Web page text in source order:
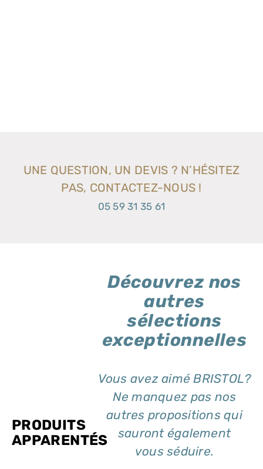
UNE QUESTION, UN DEVIS ? N’HÉSITEZ
PAS, CONTACTEZ-NOUS !
05 59 31 35 61
Découvrez nos
autres
sélections
exceptionnelles
Vous avez aimé BRISTOL?
Ne manquez pas nos
autres propositions qui
sauront également
vous séduire.
PRODUITS
APPARENTÉS